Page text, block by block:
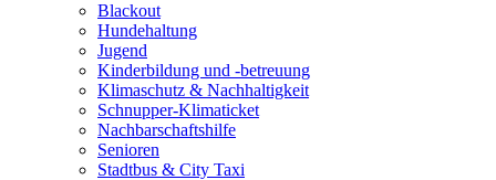
Blackout
Hundehaltung
Jugend
Kinderbildung und -betreuung
Klimaschutz & Nachhaltigkeit
Schnupper-Klimaticket
Nachbarschaftshilfe
Senioren
Stadtbus & City Taxi